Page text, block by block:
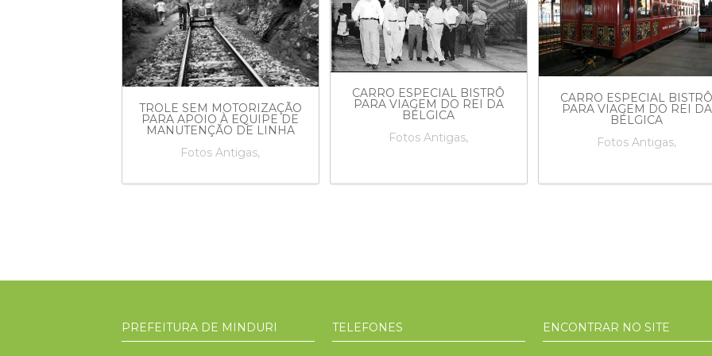
TROLE SEM MOTORIZAÇÃO
PARA APOIO À EQUIPE DE
MANUTENÇÃO DE LINHA
Fotos Antigas,
CARRO ESPECIAL BISTRÔ
PARA VIAGEM DO REI DA
BÉLGICA
Fotos Antigas,
CARRO ESPECIAL BISTRÔ
PARA VIAGEM DO REI DA
BÉLGICA
Fotos Antigas,
PREFEITURA DE MINDURI TELEFONES ENCONTRAR NO SITE